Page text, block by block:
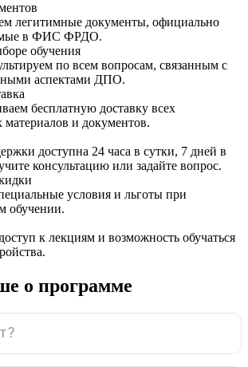
легитимные документы, официально
в ФИС ФРДО.
обучения
по всем вопросам, связанным с
аспектами ДПО.
бесплатную доставку всех
и документов.
доступна 24 часа в сутки, 7 дней в
консультацию или задайте вопрос.
условия и льготы при
обучении.
к лекциям и возможность обучаться
о программе